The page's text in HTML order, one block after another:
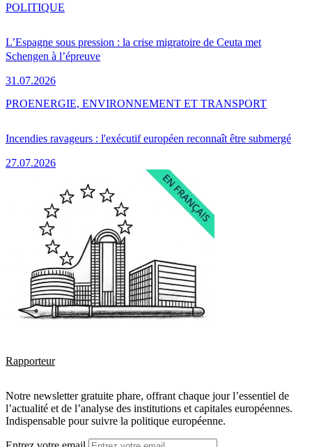
L’Espagne sous pression : la crise migratoire de Ceuta met
Schengen à l’épreuve
31.07.2026
POLITIQUE
Incendies ravageurs : l'exécutif européen reconnaît être submergé
27.07.2026
PROENERGIE, ENVIRONNEMENT ET TRANSPORT
Rapporteur
Notre newsletter gratuite phare, offrant chaque jour l’essentiel de
l’actualité et de l’analyse des institutions et capitales européennes.
Indispensable pour suivre la politique européenne.